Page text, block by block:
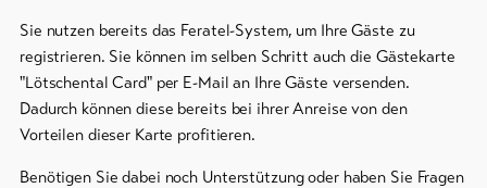
Gutscheine
Souvenirs
Sie nutzen bereits das Feratel-System, um Ihre Gäste zu
registrieren. Sie können im selben Schritt auch die Gästekarte
"Lötschental Card" per E-Mail an Ihre Gäste versenden.
Dadurch können diese bereits bei ihrer Anreise von den
Vorteilen dieser Karte profitieren.
Benötigen Sie dabei noch Unterstützung oder haben Sie Fragen